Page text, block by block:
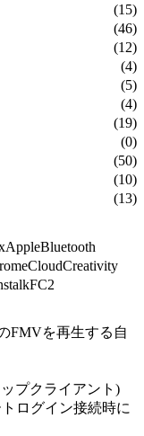
(15)
(46)
(12)
(4)
(5)
(4)
(19)
(0)
(50)
(10)
(13)
AppleBluetooth
CloudCreativity
FC2
FMVを再生する自
プクライアント)
トログイン接続時に